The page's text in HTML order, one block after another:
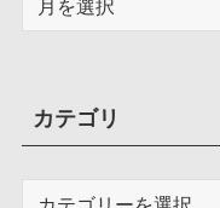
ブカテゴリ